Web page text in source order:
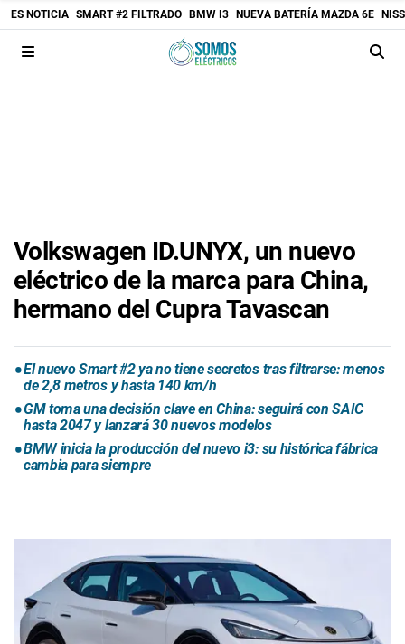
ES NOTICIA SMART #2 FILTRADO BMW I3 NUEVA BATERÍA MAZDA 6E
Volkswagen ID.UNYX, un nuevo
eléctrico de la marca para China,
hermano del Cupra Tavascan
El nuevo Smart #2 ya no tiene secretos tras filtrarse: menos
de 2,8 metros y hasta 140 km/h
GM toma una decisión clave en China: seguirá con SAIC
hasta 2047 y lanzará 30 nuevos modelos
BMW inicia la producción del nuevo i3: su histórica fábrica
cambia para siempre